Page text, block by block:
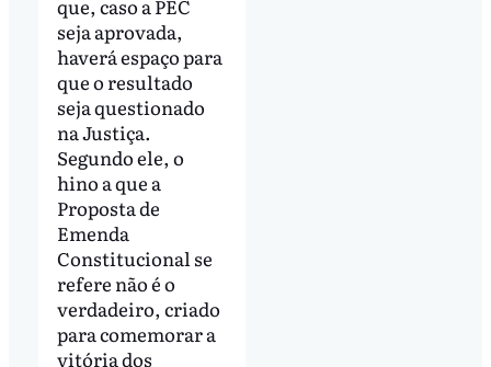
que, caso a PEC
seja aprovada,
haverá espaço para
que o resultado
seja questionado
na Justiça.
Segundo ele, o
hino a que a
Proposta de
Emenda
Constitucional se
refere não é o
verdadeiro, criado
para comemorar a
vitória dos